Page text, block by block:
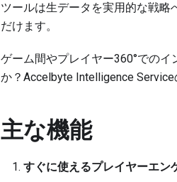
ツールは生データを実用的な戦略
だけます。
ゲーム間やプレイヤー360°での
か？Accelbyte Intelligence Service
主な機能
すぐに使えるプレイヤーエン